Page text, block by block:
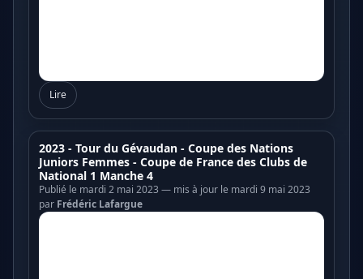
Lire
2023 - Tour du Gévaudan - Coupe des Nations
Juniors Femmes - Coupe de France des Clubs de
National 1 Manche 4
Publié le mardi 2 mai 2023 — mis à jour le mardi 9 mai 2023
par Frédéric Lafargue